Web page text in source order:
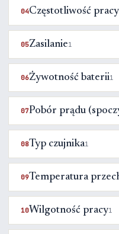
04Częstotliwość pracy
05Zasilanie1
06Żywotność baterii1
07Pobór prądu
08Typ czujnika1
09Temperatura
10Wilgotność pracy1